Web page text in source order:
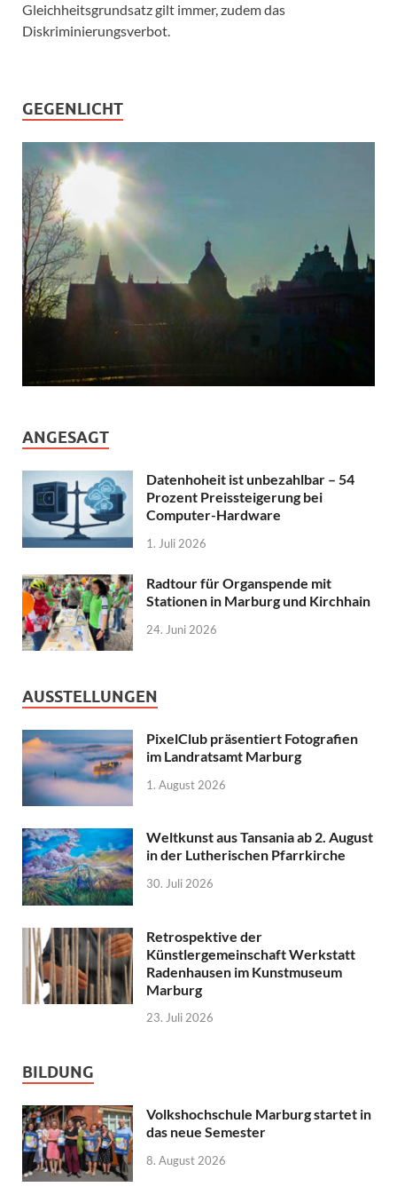
Gleichheitsgrundsatz gilt immer, zudem das
Diskriminierungsverbot.
GEGENLICHT
ANGESAGT
Datenhoheit ist unbezahlbar – 54
Prozent Preissteigerung bei
Computer-Hardware
1. Juli 2026
Radtour für Organspende mit
Stationen in Marburg und Kirchhain
24. Juni 2026
AUSSTELLUNGEN
PixelClub präsentiert Fotografien
im Landratsamt Marburg
1. August 2026
Weltkunst aus Tansania ab 2. August
in der Lutherischen Pfarrkirche
30. Juli 2026
Retrospektive der
Künstlergemeinschaft Werkstatt
Radenhausen im Kunstmuseum
Marburg
23. Juli 2026
BILDUNG
Volkshochschule Marburg startet in
das neue Semester
8. August 2026